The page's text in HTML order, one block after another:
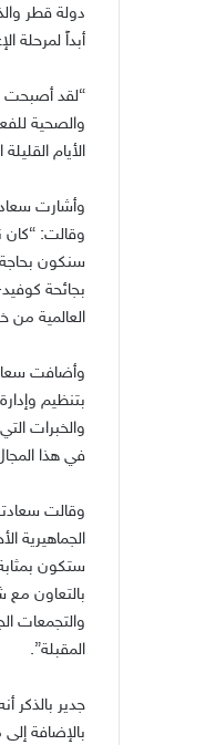
دولة قطر
أبداً لمرحلة
“لقد أصبحت
والصحية
الأيام
سنكون بحاجة
العالمية من
والخبرات
في هذا
وقالت
بالتعاون مع
والتجمعات
المقبلة”.
بالإضافة